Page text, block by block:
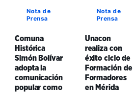
Nota de
Prensa
Comuna
Histórica
Simón Bolívar
adopta la
comunicación
popular como
Nota de
Prensa
Unacon
realiza con
éxito ciclo de
Formación de
Formadores
en Mérida